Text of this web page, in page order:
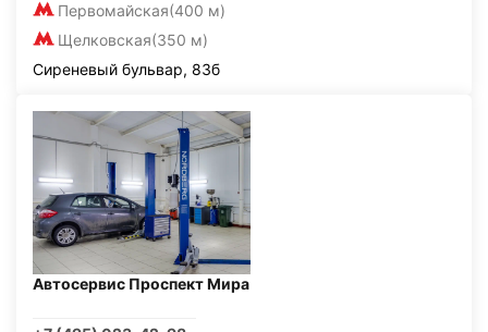
Первомайская(400 м)
Щелковская(350 м)
Сиреневый бульвар, 83б
Автосервис Проспект Мира